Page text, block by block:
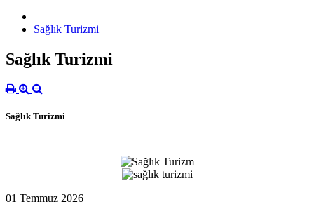
Sağlık Turizmi
Sağlık Turizmi
Sağlık Turizmi
01 Temmuz 2026